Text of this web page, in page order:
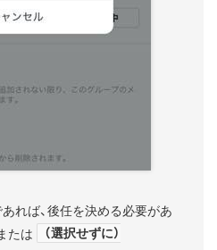
れば、後任を決める必要があ
たは
（選択せずに）